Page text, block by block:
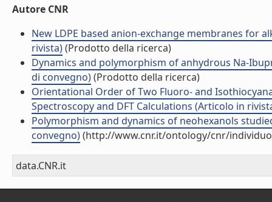
Autore CNR
New LDPE based anion-exchange membranes for
rivista)(Prodotto della ricerca)
Dynamics and polymorphism of anhydrous Na-
di convegno)(Prodotto della ricerca)
Orientational Order of Two Fluoro- and
Spectroscopy and DFT Calculations (Articolo in
Polymorphism and dynamics of neohexanols
convegno)(http://www.cnr.it/ontology/cnr/
data.CNR.it